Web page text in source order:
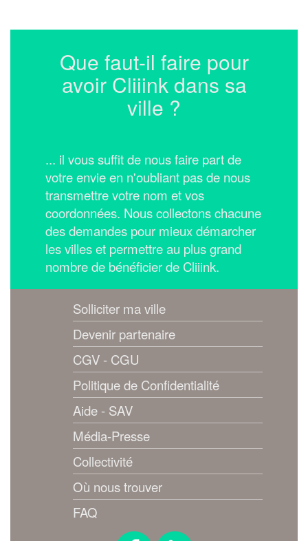
Que faut-il faire pour
avoir Cliiink dans sa
ville ?
... il vous suffit de nous faire part de
votre envie en n'oubliant pas de nous
transmettre votre nom et vos
coordonnées. Nous collectons chacune
des demandes pour mieux démarcher
les villes et permettre au plus grand
nombre de bénéficier de Cliiink.
Solliciter ma ville
Devenir partenaire
CGV - CGU
Politique de Confidentialité
Aide - SAV
Média-Presse
Collectivité
Où nous trouver
FAQ